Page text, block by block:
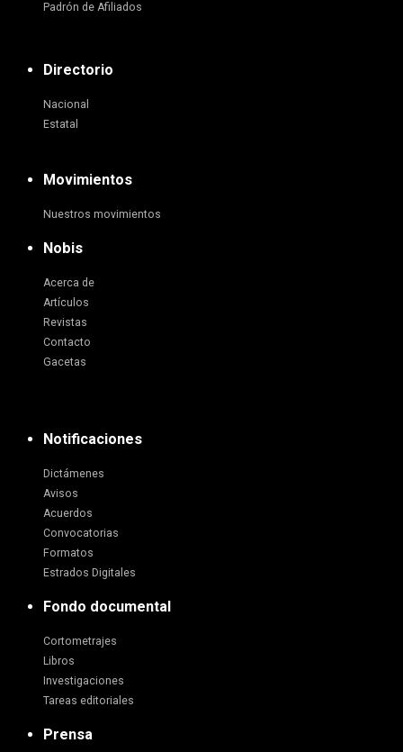
Padrón de Afiliados
Directorio
Nacional
Estatal
Movimientos
Nuestros movimientos
Nobis
Acerca de
Artículos
Revistas
Contacto
Gacetas
Notificaciones
Dictámenes
Avisos
Acuerdos
Convocatorias
Formatos
Estrados Digitales
Fondo documental
Cortometrajes
Libros
Investigaciones
Tareas editoriales
Prensa